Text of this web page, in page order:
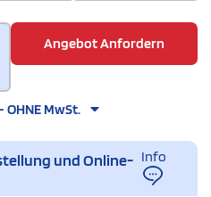
Angebot Anfordern
OHNE MwSt.
und Online- Info